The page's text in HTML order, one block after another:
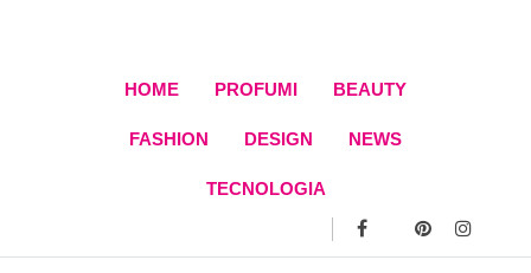
HOME PROFUMI BEAUTY
FASHION DESIGN NEWS
TECNOLOGIA